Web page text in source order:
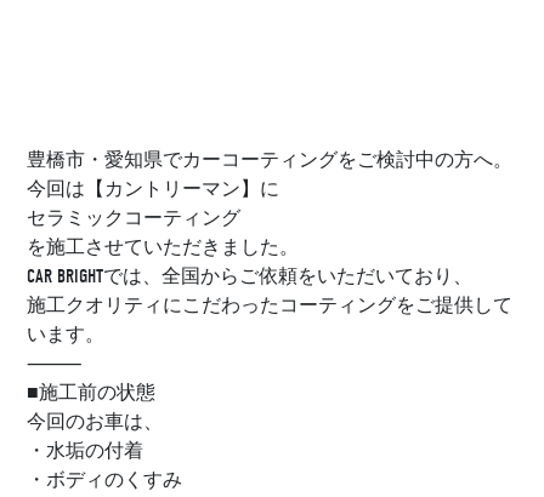
豊橋市・愛知県でカーコーティングをご検討中の方へ。
今回は【カントリーマン】に
セラミックコーティング
を施工させていただきました。
CAR BRIGHTでは、全国からご依頼をいただいており、
施工クオリティにこだわったコーティングをご提供して
います。
⸻
■施工前の状態
今回のお車は、
・水垢の付着
・ボディのくすみ